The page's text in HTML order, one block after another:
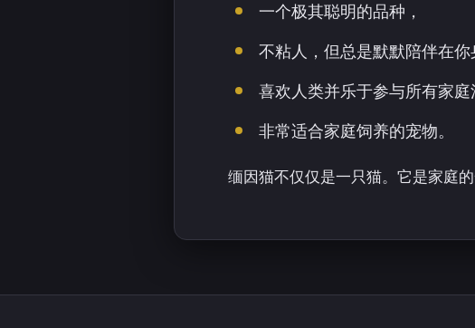
一个极其聪明的品种，
不粘人，但总是默默陪伴在你
喜欢人类并乐于参与所有家庭
非常适合家庭饲养的宠物。
缅因猫不仅仅是一只猫。它是家庭